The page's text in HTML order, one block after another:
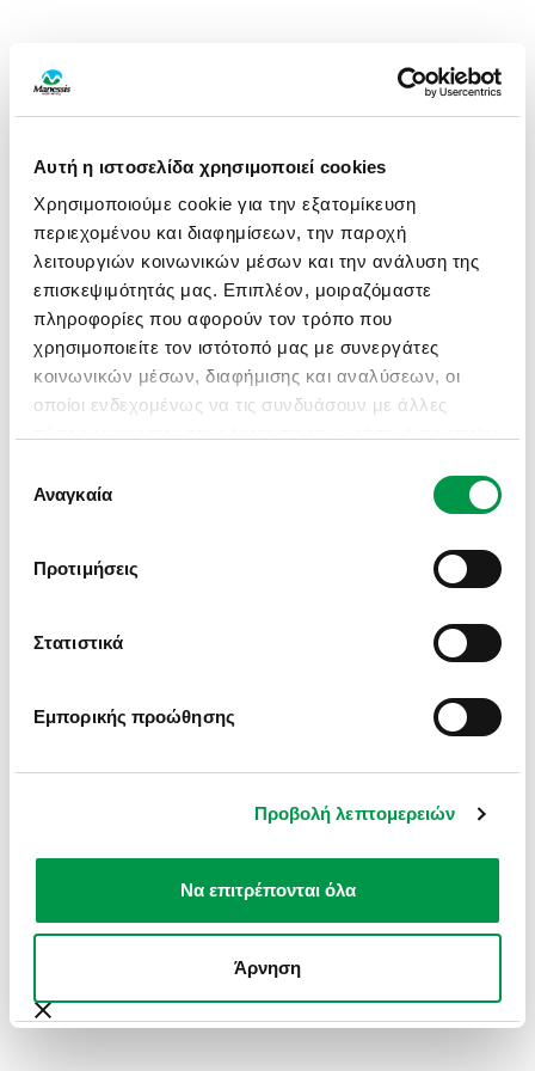
Αυτή η ιστοσελίδα χρησιμοποιεί cookies
Χρησιμοποιούμε cookie για την εξατομίκευση
περιεχομένου και διαφημίσεων, την παροχή
λειτουργιών κοινωνικών μέσων και την ανάλυση της
επισκεψιμότητάς μας. Επιπλέον, μοιραζόμαστε
πληροφορίες που αφορούν τον τρόπο που
χρησιμοποιείτε τον ιστότοπό μας με συνεργάτες
κοινωνικών μέσων, διαφήμισης και αναλύσεων, οι
οποίοι ενδεχομένως να τις συνδυάσουν με άλλες
χρήση των υπηρεσιών τους.
συγκατάθεσης
Αναγκαία
Προτιμήσεις
Στατιστικά
Εμπορικής προώθησης
Προβολή λεπτομερειών
Να επιτρέπονται όλα
Άρνηση
APPLICATION ERROR: A CLIENT-SIDE EXCEPTION HAS